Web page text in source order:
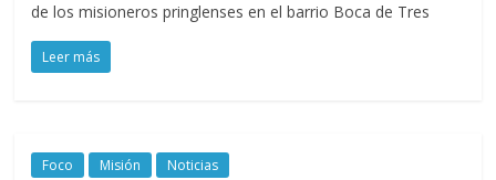
de los misioneros pringlenses en el barrio Boca de Tres
Leer más
Foco Misión Noticias